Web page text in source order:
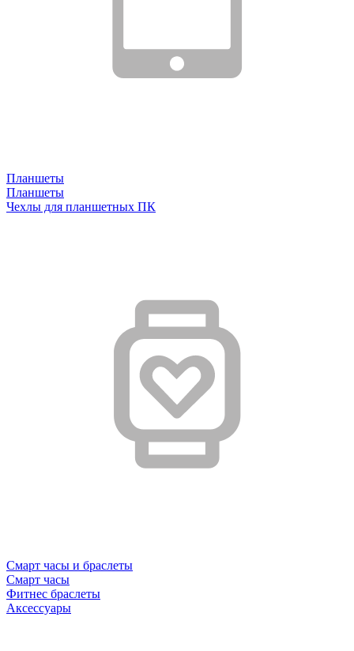
Планшеты
Планшеты
Чехлы для планшетных ПК
Смарт часы и браслеты
Смарт часы
Фитнес браслеты
Аксессуары